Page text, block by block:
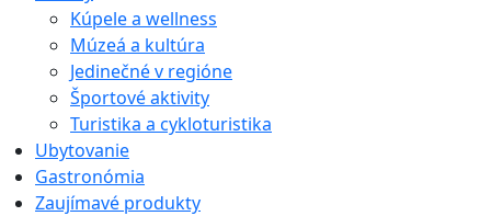
Kúpele a wellness
Múzeá a kultúra
Jedinečné v regióne
Športové aktivity
Turistika a cykloturistika
Ubytovanie
Gastronómia
Zaujímavé produkty